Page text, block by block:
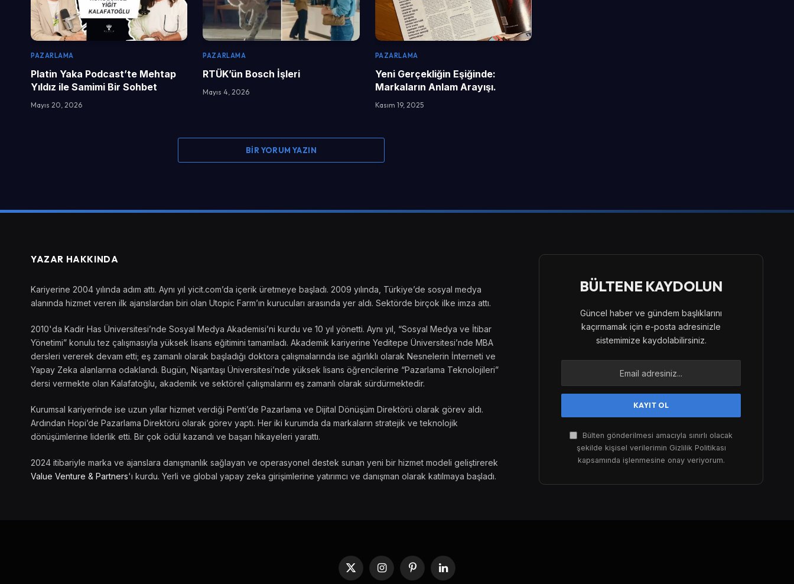
PAZARLAMA
Platin Yaka Podcast’te Mehtap
Yıldız ile Samimi Bir Sohbet
Mayıs 20, 2026
PAZARLAMA
RTÜK’ün Bosch İşleri
Mayıs 4, 2026
PAZARLAMA
Yeni Gerçekliğin Eşiğinde:
Markaların Anlam Arayışı.
Kasım 19, 2025
BIR YORUM YAZIN
YAZAR HAKKINDA
Kariyerine 2004 yılında adım attı. Aynı yıl yicit.com’da içerik üretmeye başladı. 2009 yılında, Türkiye’de sosyal medya
alanında hizmet veren ilk ajanslardan biri olan Utopic Farm’ın kurucuları arasında yer aldı. Sektörde birçok ilke imza attı.
2010'da Kadir Has Üniversitesi’nde Sosyal Medya Akademisi’ni kurdu ve 10 yıl yönetti. Aynı yıl, “Sosyal Medya ve İtibar
Yönetimi” konulu tez çalışmasıyla yüksek lisans eğitimini tamamladı. Akademik kariyerine Yeditepe Üniversitesi’nde MBA
dersleri vererek devam etti; eş zamanlı olarak başladığı doktora çalışmalarında ise ağırlıklı olarak Nesnelerin İnterneti ve
Yapay Zeka alanlarına odaklandı. Bugün, Nişantaşı Üniversitesi’nde yüksek lisans öğrencilerine “Pazarlama Teknolojileri”
dersi vermekte olan Kalafatoğlu, akademik ve sektörel çalışmalarını eş zamanlı olarak sürdürmektedir.
Kurumsal kariyerinde ise uzun yıllar hizmet verdiği Penti’de Pazarlama ve Dijital Dönüşüm Direktörü olarak görev aldı.
Ardından Hopi’de Pazarlama Direktörü olarak görev yaptı. Her iki kurumda da markaların stratejik ve teknolojik
dönüşümlerine liderlik etti. Bir çok ödül kazandı ve başarı hikayeleri yarattı.
2024 itibariyle marka ve ajanslara danışmanlık sağlayan ve operasyonel destek sunan yeni bir hizmet modeli geliştirerek
Value Venture & Partners'ı kurdu. Yerli ve global yapay zeka girişimlerine yatırımcı ve danışman olarak katılmaya başladı.
BÜLTENE KAYDOLUN
Güncel haber ve gündem başlıklarını
kaçırmamak için e-posta adresinizle
sistemimize kaydolabilirsiniz.
Bülten gönderilmesi amacıyla sınırlı olacak
şekilde kişisel verilerimin Gizlilik Politikası
kapsamında işlenmesine onay veriyorum.
X
InstagramPinterestLinkedIn